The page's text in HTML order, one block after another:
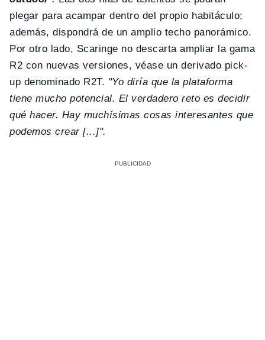
plegar para acampar dentro del propio habitáculo;
además, dispondrá de un amplio techo panorámico.
Por otro lado, Scaringe no descarta ampliar la gama
R2 con nuevas versiones, véase un derivado pick-
up denominado R2T. "Yo diría que la plataforma
tiene mucho potencial. El verdadero reto es decidir
qué hacer. Hay muchísimas cosas interesantes que
podemos crear [...]".